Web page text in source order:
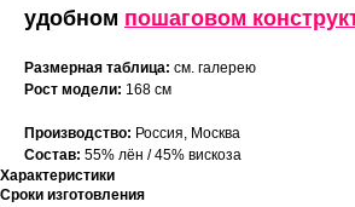
удобном пошаговом
Размерная таблица: см. галерею
Рост модели: 168 см
Производство: Россия, Москва
Состав: 55% лён / 45% вискоза
Характеристики
Сроки изготовления